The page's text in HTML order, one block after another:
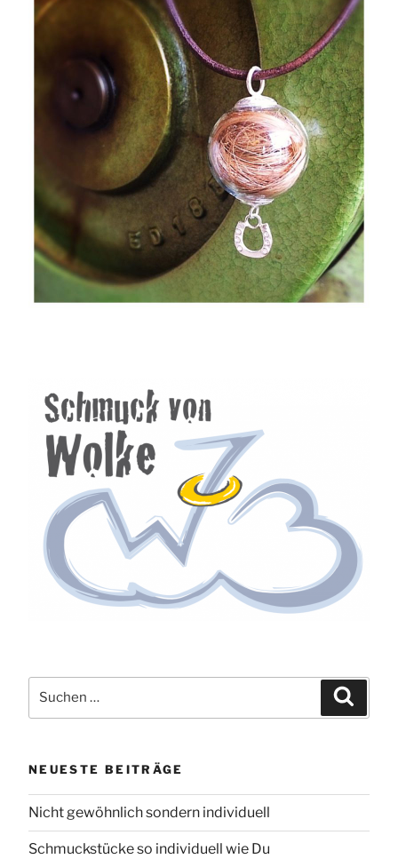
nach:
NEUESTE BEITRÄGE
Nicht gewöhnlich sondern individuell
Schmuckstücke so individuell wie Du